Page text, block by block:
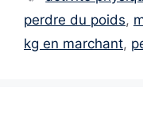
perdre du poids,
kg en marchant,